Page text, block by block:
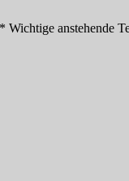
anstehende